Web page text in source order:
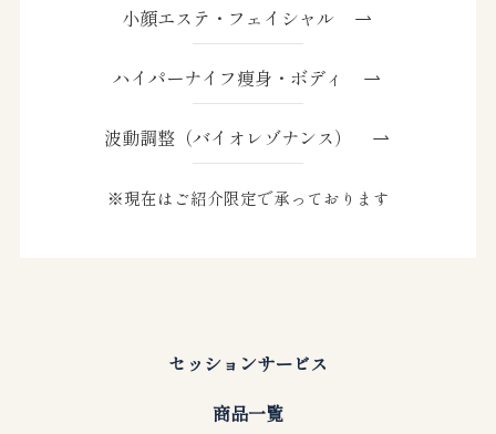
小顔エステ・フェイシャル
ハイパーナイフ痩身・ボディ
波動調整（バイオレゾナンス）
※現在はご紹介限定で承っております
セッションサービス
商品一覧